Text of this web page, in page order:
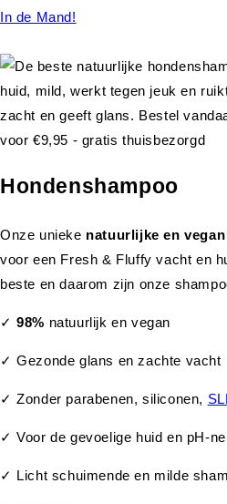
In de Mand!
Hondenshampoo
Onze unieke natuurlijke en vegan
voor een Fresh & Fluffy vacht en
beste en daarom zijn onze
✓98% natuurlijk en vegan
✓ Gezonde glans en zachte vacht
✓ Zonder parabenen, siliconen,
✓ Voor de gevoelige huid en pH-
✓ Licht schuimende en milde